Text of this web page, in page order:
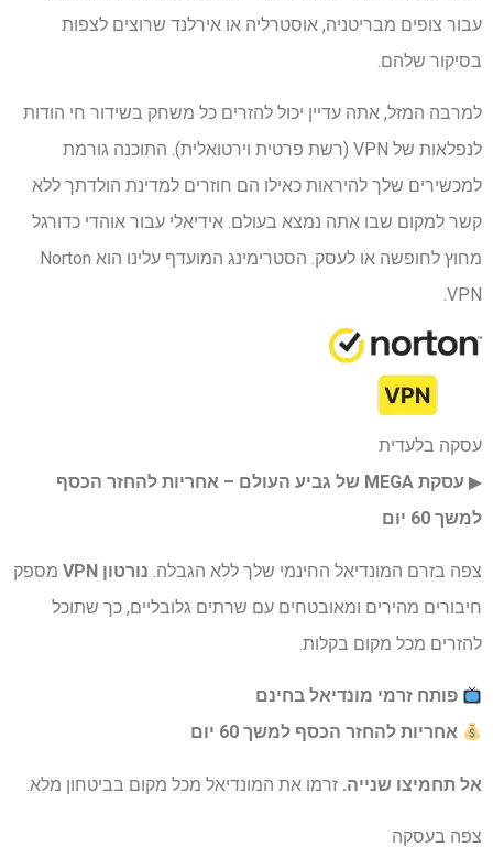
עבור צופים מבריטניה, אוסטרליה או אירלנד שרוצים לצפות
בסיקור שלהם.
למרבה המזל, אתה עדיין יכול להזרים כל משחק בשידור חי הודות
לנפלאות של VPN (רשת פרטית וירטואלית). התוכנה גורמת
למכשירים שלך להיראות כאילו הם חוזרים למדינת הולדתך ללא
קשר למקום שבו אתה נמצא בעולם. אידיאלי עבור אוהדי כדורגל
מחוץ לחופשה או לעסק. הסטרימינג המועדף עלינו הוא Norton
VPN.
עסקה בלעדית
▶︎
עסקת MEGA של גביע העולם – אחריות להחזר הכסף
למשך 60 יום
צפה בזרם המונדיאל החינמי שלך ללא הגבלה. נורטון VPN
מספק
חיבורים מהירים ומאובטחים עם שרתים גלובליים, כך שתוכל
להזרים מכל מקום בקלות.
פותח זרמי מונדיאל בחינם
אחריות להחזר הכסף למשך 60 יום
אל תחמיצו שנייה. זרמו את המונדיאל מכל מקום בביטחון מלא.
צפה בעסקה